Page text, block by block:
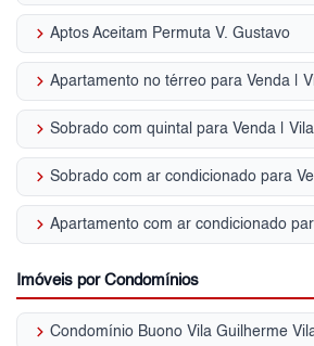
keyboard_arrow_right Aptos Aceitam Permuta V. Gustavo
keyboard_arrow_right Apartamento no térreo para Venda |
keyboard_arrow_right Sobrado com quintal para Venda |
keyboard_arrow_right
keyboard_arrow_right
Imóveis por Condomínios
keyboard_arrow_right Condomínio Buono Vila Guilherme